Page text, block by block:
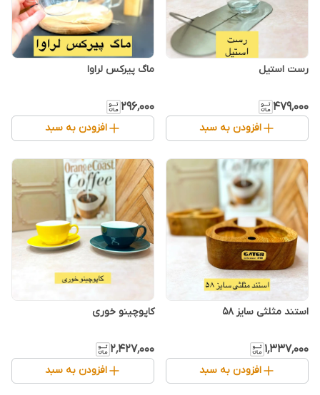
رست استیل
۴۷۹٬۰۰۰
افزودن به سبد
ماگ پیرکس لراوا
۲۹۶٬۰۰۰
افزودن به سبد
استند مثلثی سایز ۵۸
۱٬۳۳۷٬۰۰۰
افزودن به سبد
کاپوچینو خوری
۲٬۴۲۷٬۰۰۰
افزودن به سبد